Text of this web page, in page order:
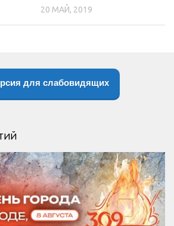
20 МАЙ, 2019
для слабовидящих